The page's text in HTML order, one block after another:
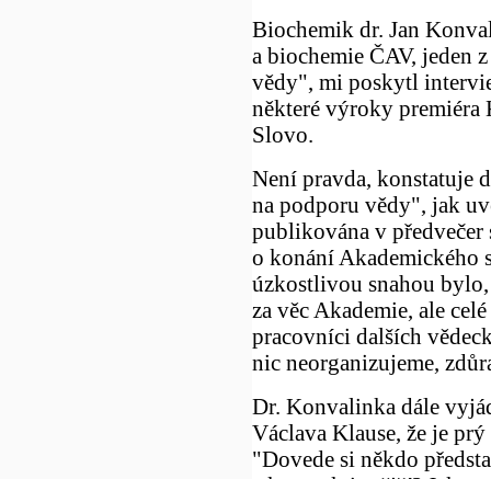
Biochemik dr. Jan
a biochemie ČAV, jeden
vědy", mi poskytl
některé výroky premiéra
Slovo.
Není pravda, konstatuje
na podporu vědy", jak
publikována v předvečer
o konání Akademického
úzkostlivou snahou
za věc Akademie, ale
pracovníci dalších
nic neorganizujeme,
Dr. Konvalinka dále
Václava Klause, že je
"Dovede si někdo